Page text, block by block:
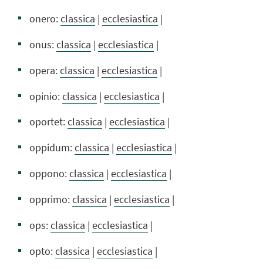
onero:classica | ecclesiastica |
onus:classica | ecclesiastica |
opera:classica | ecclesiastica |
opinio:classica | ecclesiastica |
oportet:classica | ecclesiastica |
oppidum:classica | ecclesiastica |
oppono:classica | ecclesiastica |
opprimo:classica | ecclesiastica |
ops:classica | ecclesiastica |
opto:classica | ecclesiastica |